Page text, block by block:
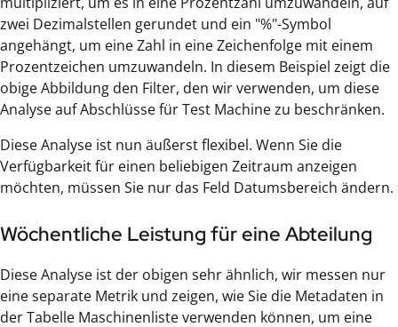
zwei Dezimalstellen gerundet und ein "%"-Symbol
angehängt, um eine Zahl in eine Zeichenfolge mit einem
Prozentzeichen umzuwandeln. In diesem Beispiel zeigt die
obige Abbildung den Filter, den wir verwenden, um diese
Analyse auf Abschlüsse für Test Machine zu beschränken.
Diese Analyse ist nun äußerst flexibel. Wenn Sie die
Verfügbarkeit für einen beliebigen Zeitraum anzeigen
möchten, müssen Sie nur das Feld Datumsbereich ändern.
Wöchentliche Leistung für eine Abteilung
Diese Analyse ist der obigen sehr ähnlich, wir messen nur
eine separate Metrik und zeigen, wie Sie die Metadaten in
der Tabelle Maschinenliste verwenden können, um eine